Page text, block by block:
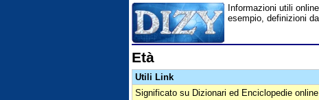
Informazioni utili
esempio, definizioni
Età
Utili Link
Significato su Dizionari ed Enciclopedie online